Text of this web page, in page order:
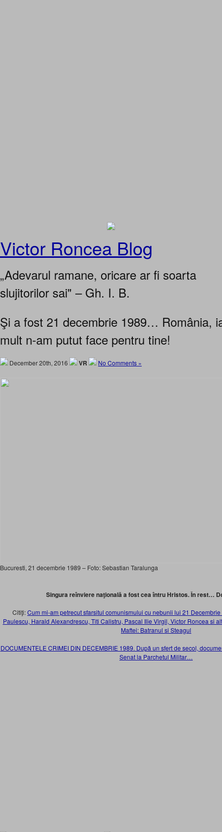
Victor Roncea Blog
„Adevarul ramane, oricare ar fi soarta
slujitorilor sai" – Gh. I. B.
Şi a fost 21 decembrie 1989… România,
mult n-am putut face pentru tine!
December 20th, 2016 VR No Comments »
Bucuresti, 21 decembrie 1989 – Foto: Sebastian Taralunga
Singura reînviere naţională a fost cea întru Hristos. În rest…
Citiţi:Cum mi-am petrecut sfarsitul comunismului cu nebunii lui 21
Paulescu, Harald Alexandrescu, Titi Calistru, Pascal Ilie Virgil, Victor Roncea si
Maftei: Batranul si Steagul
DOCUMENTELE CRIMEI DIN DECEMBRIE 1989. După un sfert de secol,
Senat la Parchetul Militar…